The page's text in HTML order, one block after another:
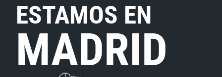
ESTAMOS EN
MADRID